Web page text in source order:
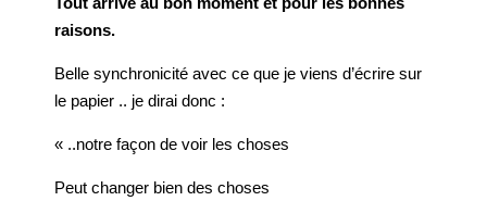
raisons.
Belle synchronicité avec ce que je viens d’écrire sur
le papier .. je dirai donc :
« ..notre façon de voir les choses
Peut changer bien des choses